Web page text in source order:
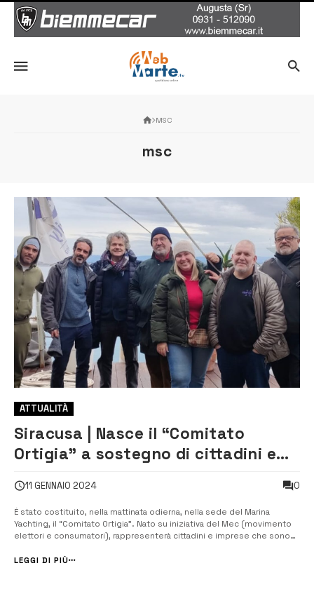
MSC
msc
ATTUALITÀ
Siracusa | Nasce il “Comitato
Ortigia” a sostegno di cittadini e
della Msc Sinfonia
11 GENNAIO 2024 0
É stato costituito, nella mattinata odierna, nella sede del Marina
Yachting, il “Comitato Ortigia”. Nato su iniziativa del Mec (movimento
elettori e consumatori), rappresenterà cittadini e imprese che sono
turistico. “Imprese e cittadini siracusani hanno subito un danno di...
LEGGI DI PIÙ